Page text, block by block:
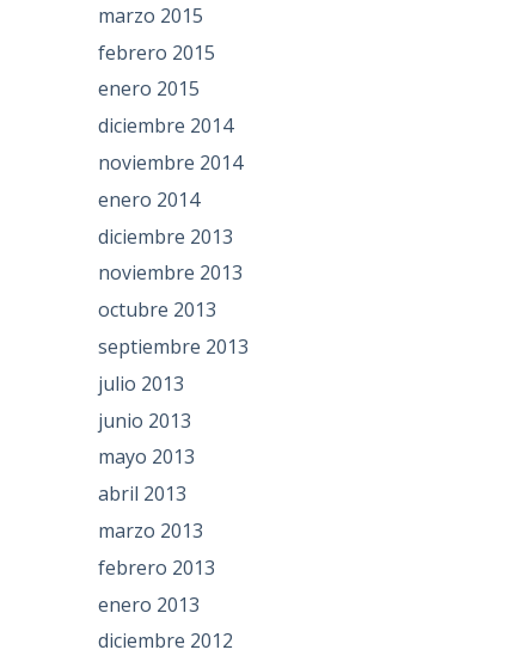
marzo 2015
febrero 2015
enero 2015
diciembre 2014
noviembre 2014
enero 2014
diciembre 2013
noviembre 2013
octubre 2013
septiembre 2013
julio 2013
junio 2013
mayo 2013
abril 2013
marzo 2013
febrero 2013
enero 2013
diciembre 2012